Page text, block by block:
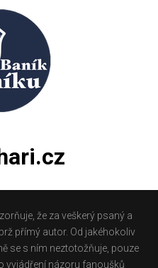
že za veškerý psaný a
přímý autor. Od jakéhokoliv
se s ním neztotožňuje, pouze
vyjádření názoru fanoušků